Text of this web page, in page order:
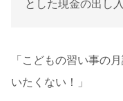
とした現金の出し
「こどもの習い事の
いたくない！」